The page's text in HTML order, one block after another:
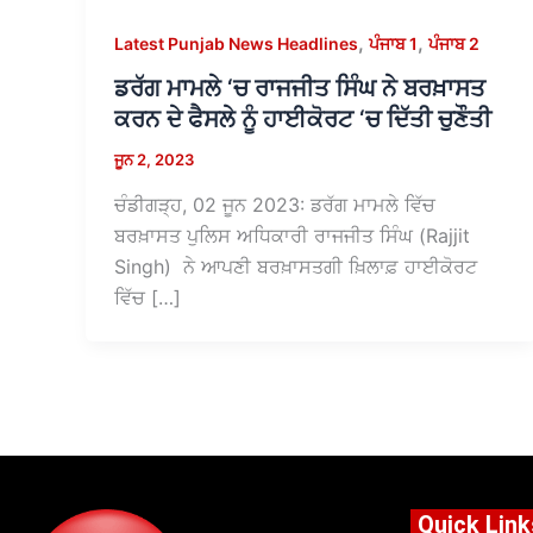
Latest Punjab News Headlines,ਪੰਜਾਬ 1,ਪੰਜਾਬ 2
ਡਰੱਗ ਮਾਮਲੇ ‘ਚ ਰਾਜਜੀਤ ਸਿੰਘ ਨੇ ਬਰਖ਼ਾਸਤ
ਕਰਨ ਦੇ ਫੈਸਲੇ ਨੂੰ ਹਾਈਕੋਰਟ ‘ਚ ਦਿੱਤੀ ਚੁਣੌਤੀ
ਜੂਨ 2, 2023
ਚੰਡੀਗੜ੍ਹ, 02 ਜੂਨ 2023: ਡਰੱਗ ਮਾਮਲੇ ਵਿੱਚ
ਬਰਖ਼ਾਸਤ ਪੁਲਿਸ ਅਧਿਕਾਰੀ ਰਾਜਜੀਤ ਸਿੰਘ (Rajjit
Singh) ਨੇ ਆਪਣੀ ਬਰਖ਼ਾਸਤਗੀ ਖ਼ਿਲਾਫ਼ ਹਾਈਕੋਰਟ
ਵਿੱਚ […]
Quick